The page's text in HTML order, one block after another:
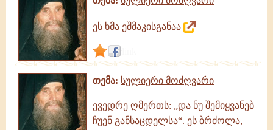
ეს ხმა ეშმაკისგანაა
თემა: სულიერი მოძღვარი
ევედრე ღმერთს: „და ნუ შემიყვანებ
ჩუენ განსაცდელსა“. ეს ბრძოლა,